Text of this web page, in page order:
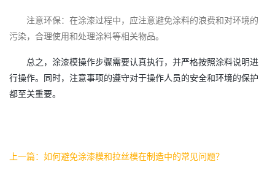
注意环保：在涂漆过程中，应注意避免涂料的浪费和对环境的
污染，合理使用和处理涂料等相关物品。
总之，涂漆模操作步骤需要认真执行，并严格按照涂料说明进
行操作。同时，注意事项的遵守对于操作人员的安全和环境的保护
都至关重要。
上一篇：如何避免涂漆模和拉丝模在制造中的常见问题？